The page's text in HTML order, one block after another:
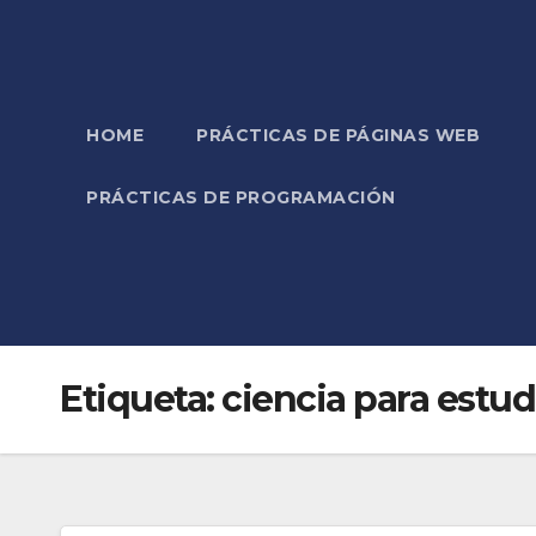
HOME PRÁCTICAS DE PÁGINAS WEB
PRÁCTICAS DE PROGRAMACIÓN
Etiqueta:ciencia para